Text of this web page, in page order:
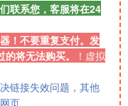
联系您，客服将在24
！不要重复支付。发
将无法购买。
！ 虚拟
链接失效问题，其他
页